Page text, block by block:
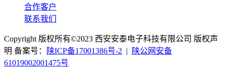
合作客户
联系我们
Copyright 版权所有©2023 西安安泰电子科技有限公司 版权声
明 备案号：
陕ICP备17001386号-2 |
陕公网安备
61019002001475号